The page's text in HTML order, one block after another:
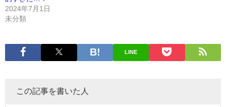
2024年7月1日
未分類
LINE
この記事を書いた人